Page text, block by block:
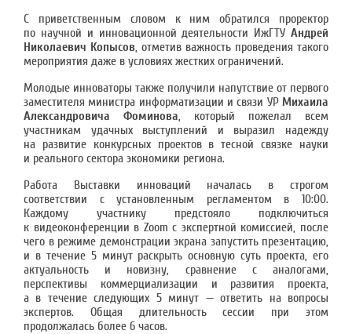
С приветственным словом к ним обратился проректор
по научной и инновационной деятельности ИжГТУ Андрей
Николаевич Копысов, отметив важность проведения такого
мероприятия даже в условиях жестких ограничений.
Молодые инноваторы также получили напутствие от первого
заместителя министра информатизации и связи УР Михаила
Александровича Фоминова, который пожелал всем
участникам удачных выступлений и выразил надежду
на развитие конкурсных проектов в тесной связке науки
и реального сектора экономики региона.
Работа Выставки инноваций началась в строгом
соответствии с установленным регламентом в 10:00.
Каждому участнику предстояло подключиться
к видеоконференции в Zoom с экспертной комиссией, после
чего в режиме демонстрации экрана запустить презентацию,
и в течение 5 минут раскрыть основную суть проекта, его
актуальность и новизну, сравнение с аналогами,
перспективы коммерциализации и развития проекта,
а в течение следующих 5 минут — ответить на вопросы
экспертов. Общая длительность сессии при этом
продолжалась более 6 часов.